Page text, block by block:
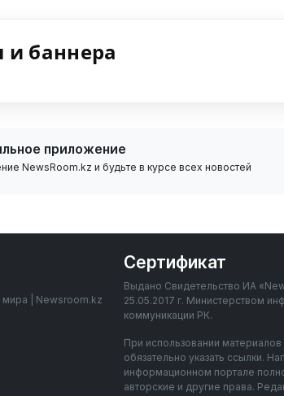
баннера
приложение
NewsRoom.kz и будьте в курсе всех новостей
мира | Newsroom.kz
Сертификат
Выдано Свидетельство ИА
25.05.2017 г. Министерством
коммуникации РК.
При использовании
обязательно указать ссылки.
информационном портале
авторские и другие права.